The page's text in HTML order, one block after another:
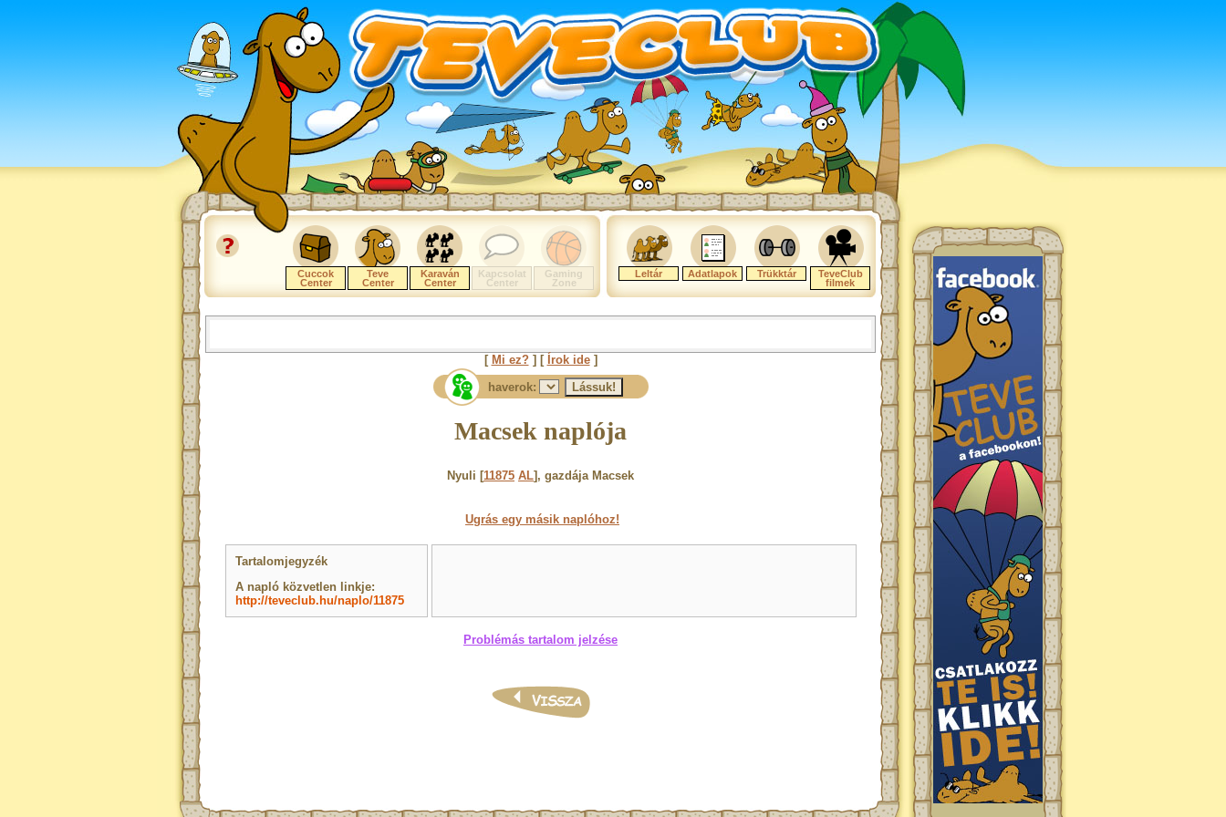
Cuccok
Center
Teve
Center
Karaván
Center
Kapcsolat
Center
Gaming
Zone
Leltár Adatlapok Trükktár
TeveClub
filmek
[ Mi ez?] [ Írok ide]
haverok:
Macsek naplója
Nyuli [11875 AL], gazdája Macsek
Ugrás egy másik naplóhoz!
Tartalomjegyzék
A napló közvetlen linkje:
http://teveclub.hu/naplo/11875
Problémás tartalom jelzése